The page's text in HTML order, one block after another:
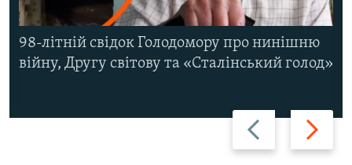
Назад Вперед
98-літній свідок Голодомору про нинішню
війну, Другу світову та «Сталінський голод»